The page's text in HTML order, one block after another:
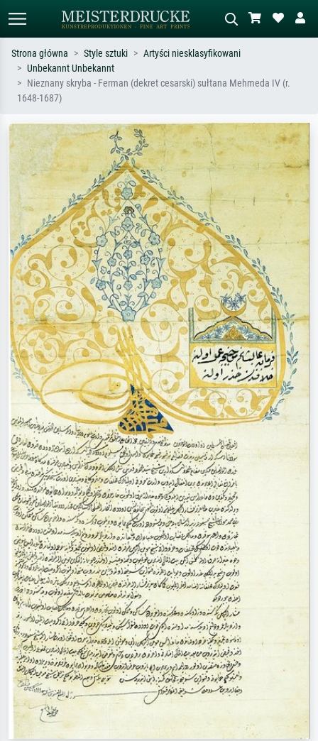
Wyszukiwanie standardowe Wyszukiwanie obrazów AI
Szukaj wg artysty, tytułu lub stylu – np.
impresjonizm, fala Hokusaia, akt.
stojący akt obok drzewa.
Strona główna Style sztuki
Artyści niesklasyfikowani
Unbekannt Unbekannt
Nieznany skryba - Ferman (dekret cesarski) sułtana Mehmeda IV (r.
1648-1687)